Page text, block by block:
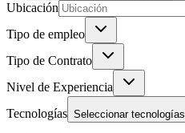
Ubicación
Tipo de empleo
Tipo de Contrato
Nivel de Experiencia
Tecnologías Seleccionar